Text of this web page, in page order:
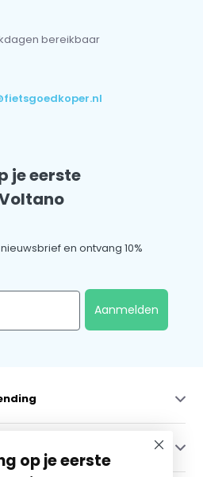
bereikbaar
je eerste
en ontvang 10%
Aanmelden
op je eerste